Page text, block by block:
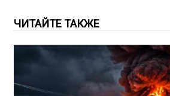
ЧИТАЙТЕ ТАКЖЕ